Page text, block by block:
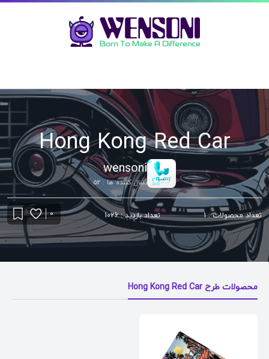
Hong Kong Red Car
wensoni
دنبال کننده ها : 52
تعداد محصولات : 1 تعداد بازدید : 1026 0
محصولات طرح Hong Kong Red Car